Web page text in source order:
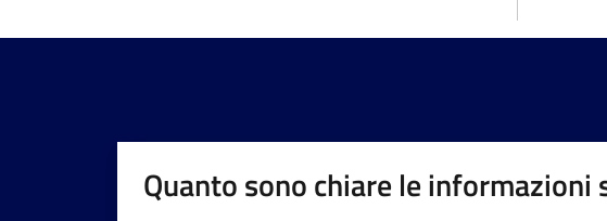
Quanto sono chiare le informazioni